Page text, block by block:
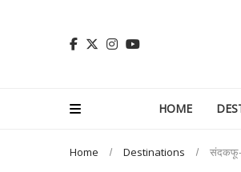
HOME
Home Destinations संदकफू-